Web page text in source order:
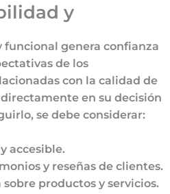
y
funcional genera confianza
de los
con la calidad de
en su decisión
se debe considerar:
accesible.
y reseñas de clientes.
productos y servicios.